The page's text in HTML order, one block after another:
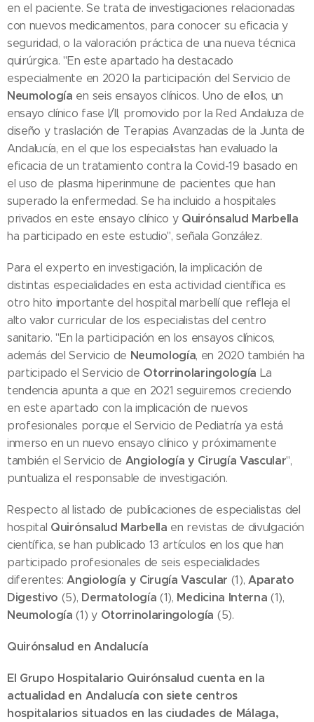
en el paciente. Se trata de investigaciones relacionadas
con nuevos medicamentos, para conocer su eficacia y
seguridad, o la valoración práctica de una nueva técnica
quirúrgica. "En este apartado ha destacado
especialmente en 2020 la participación del Servicio de
Neumología en seis ensayos clínicos. Uno de ellos, un
ensayo clínico fase I/II, promovido por la Red Andaluza de
diseño y traslación de Terapias Avanzadas de la Junta de
Andalucía, en el que los especialistas han evaluado la
eficacia de un tratamiento contra la Covid-19 basado en
el uso de plasma hiperinmune de pacientes que han
superado la enfermedad. Se ha incluido a hospitales
privados en este ensayo clínico y Quirónsalud Marbella
ha participado en este estudio", señala González.
Para el experto en investigación, la implicación de
distintas especialidades en esta actividad científica es
otro hito importante del hospital marbellí que refleja el
alto valor curricular de los especialistas del centro
sanitario. "En la participación en los ensayos clínicos,
además del Servicio de Neumología, en 2020 también ha
participado el Servicio de Otorrinolaringología La
tendencia apunta a que en 2021 seguiremos creciendo
en este apartado con la implicación de nuevos
profesionales porque el Servicio de Pediatría ya está
inmerso en un nuevo ensayo clínico y próximamente
también el Servicio de Angiología y Cirugía Vascular",
puntualiza el responsable de investigación.
Respecto al listado de publicaciones de especialistas del
hospital Quirónsalud Marbella en revistas de divulgación
científica, se han publicado 13 artículos en los que han
participado profesionales de seis especialidades
diferentes:Angiología y Cirugía Vascular (1), Aparato
Digestivo (5), Dermatología (1), Medicina Interna (1),
Neumología (1) y Otorrinolaringología (5).
Quirónsalud en Andalucía
El Grupo Hospitalario Quirónsalud cuenta en la
actualidad en Andalucía con siete centros
hospitalarios situados en las ciudades de Málaga,